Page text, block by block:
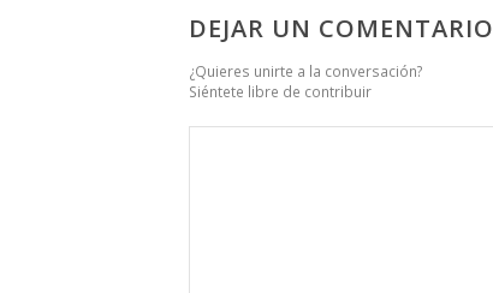
DEJAR UN COMENTARIO
¿Quieres unirte a la conversación?
Siéntete libre de contribuir